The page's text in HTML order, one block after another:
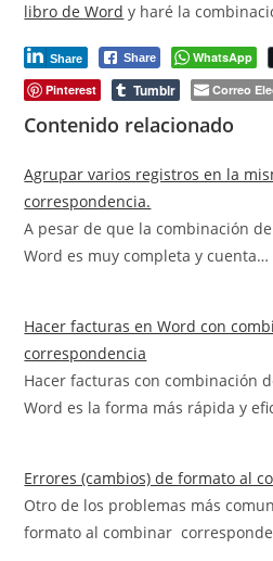
libro de Word y haré la
Share Share WhatsApp
Pinterest
Tumblr Correo
Contenido relacionado
Agrupar varios registros en la
correspondencia.
A pesar de que la combinación
Word es muy completa y cuenta…
Hacer facturas en Word con
correspondencia
Hacer facturas con combinación
Word es la forma más rápida y
Errores (cambios) de formato al
Otro de los problemas más
formato al combinar